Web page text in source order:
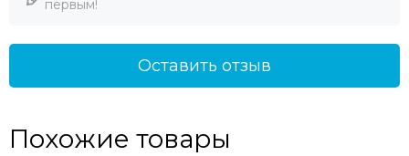
первым!
Оставить отзыв
Похожие товары